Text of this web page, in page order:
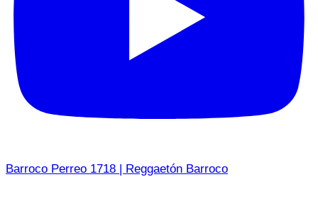
Barroco Perreo 1718 | Reggaetón Barroco